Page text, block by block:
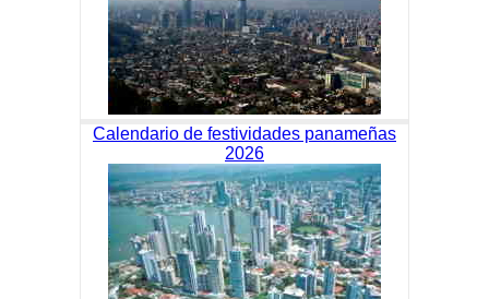
Calendario de festividades panameñas
2026